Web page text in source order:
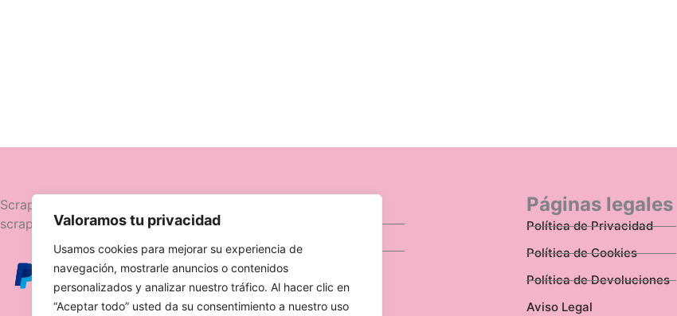
Valoramos tu privacidad
Usamos cookies para mejorar su experiencia de
navegación, mostrarle anuncios o contenidos
personalizados y analizar nuestro tráfico. Al hacer clic en
“Aceptar todo” usted da su consentimiento a nuestro uso
Scrapttina, tienda especializada en
scrapbooking.
Ofertas
Caja Viajera
Páginas legales
Política de Privacidad
Política de Cookies
Política de Devoluciones
Aviso Legal